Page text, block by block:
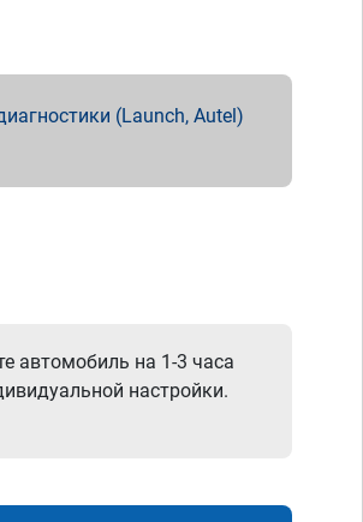
(Launch, Autel)
автомобиль на 1-3 часа
настройки.